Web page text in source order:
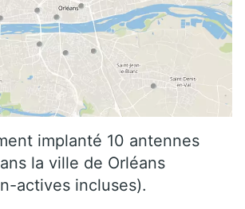
implanté 10 antennes
la ville de Orléans
actives incluses).